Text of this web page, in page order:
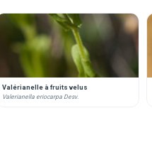
Valérianelle à fruits velus
Valerianella eriocarpa Desv.